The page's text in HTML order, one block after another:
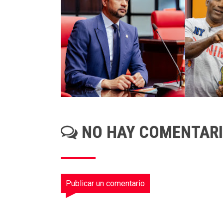
NO HAY
Publicar un comentario